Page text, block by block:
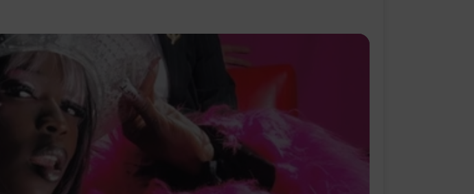
« La vie d’une
mise sur le charme, la
la Place Masséna de Nice